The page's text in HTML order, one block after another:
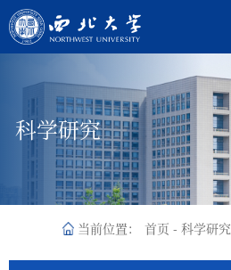
科学研究
当前位置： 首页 - 科学研究